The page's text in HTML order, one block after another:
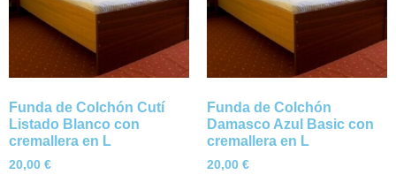
Funda de Colchón Cutí
Listado Blanco con
cremallera en L
20,00 €
Funda de Colchón
Damasco Azul Basic con
cremallera en L
20,00 €